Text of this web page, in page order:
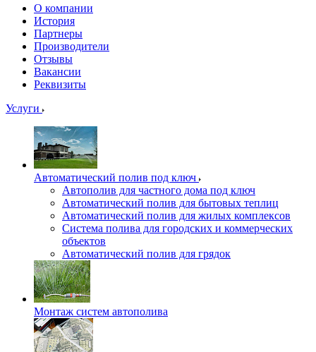
О компании
История
Партнеры
Производители
Отзывы
Вакансии
Реквизиты
Услуги
Автоматический полив под ключ
Автополив для частного дома под ключ
Автоматический полив для бытовых теплиц
Автоматический полив для жилых комплексов
Система полива для городских и коммерческих
объектов
Автоматический полив для грядок
Монтаж систем автополива